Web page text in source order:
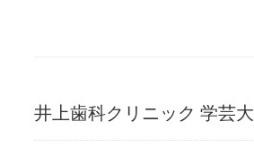
井上歯科クリニック 学芸大